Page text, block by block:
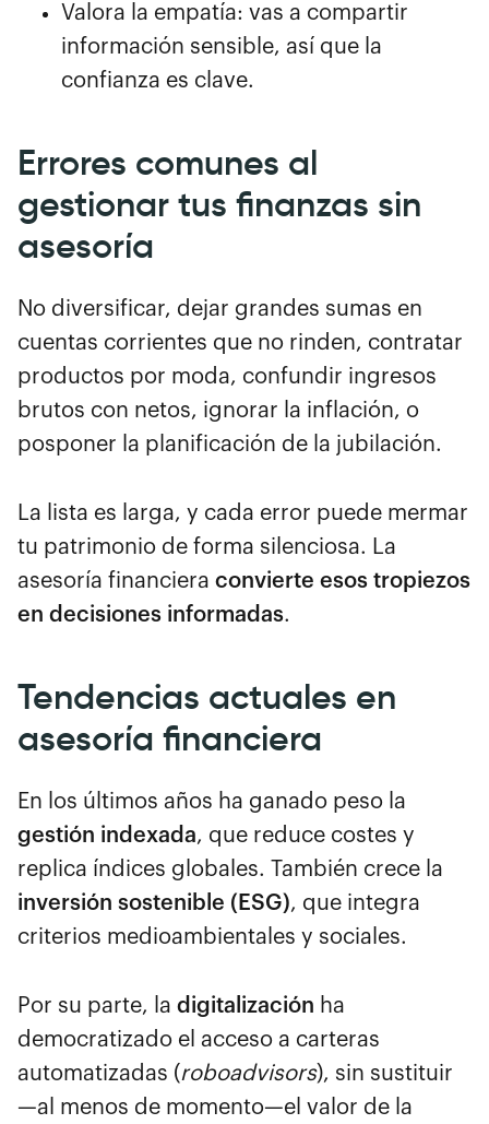
Valora la empatía: vas a compartir
información sensible, así que la
confianza es clave.
Errores comunes al
gestionar tus finanzas sin
asesoría
No diversificar, dejar grandes sumas en
cuentas corrientes que no rinden, contratar
productos por moda, confundir ingresos
brutos con netos, ignorar la inflación, o
posponer la planificación de la jubilación.
La lista es larga, y cada error puede mermar
tu patrimonio de forma silenciosa. La
asesoría financiera convierte esos tropiezos
en decisiones informadas.
Tendencias actuales en
asesoría financiera
En los últimos años ha ganado peso la
gestión indexada, que reduce costes y
replica índices globales. También crece la
inversión sostenible (ESG), que integra
criterios medioambientales y sociales.
Por su parte, la digitalización ha
democratizado el acceso a carteras
automatizadas (roboadvisors), sin sustituir
—al menos de momento—el valor de la